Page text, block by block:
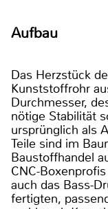
Aufbau
Das Herzstück
Kunststoffrohr
Durchmesser,
nötige Stabilität
ursprünglich als
Teile sind im
Baustoffhandel
CNC-
auch das Bass-
fertigten,